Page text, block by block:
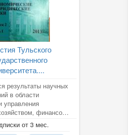
Тульского
результаты научных
в области
управления
финансов
гражданского и
от 3 мес.